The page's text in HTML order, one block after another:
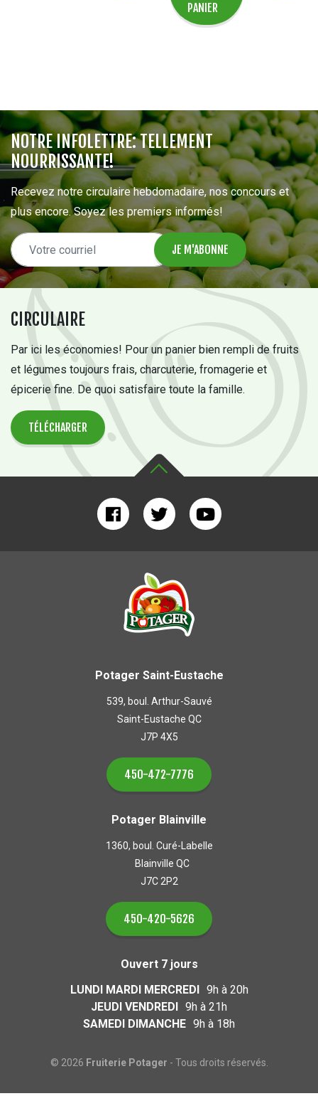
PANIER
CIRCULAIRE
Par ici les économies! Pour un panier bien rempli de fruits
et légumes toujours frais, charcuterie, fromagerie et
épicerie fine. De quoi satisfaire toute la famille.
TÉLÉCHARGER
NOTRE INFOLETTRE: TELLEMENT
NOURRISSANTE!
Recevez notre circulaire hebdomadaire, nos concours et
plus encore. Soyez les premiers informés!
Potager Saint-Eustache
539, boul. Arthur-Sauvé
Saint-Eustache QC
J7P 4X5
450-472-7776
Potager Blainville
1360, boul. Curé-Labelle
Blainville QC
J7C 2P2
450-420-5626
Ouvert 7 jours
LUNDI MARDI MERCREDI 9h à 20h
JEUDI VENDREDI 9h à 21h
SAMEDI DIMANCHE 9h à 18h
© 2026 Fruiterie Potager - Tous droits réservés.